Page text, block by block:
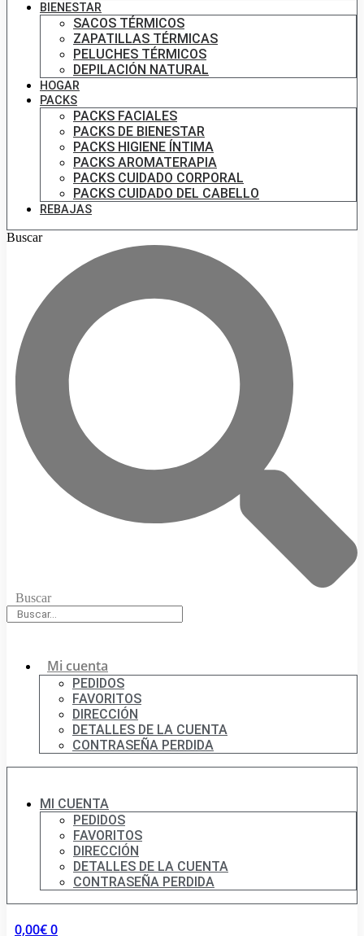
BIENESTAR
SACOS TÉRMICOS
ZAPATILLAS TÉRMICAS
PELUCHES TÉRMICOS
DEPILACIÓN NATURAL
HOGAR
PACKS
PACKS FACIALES
PACKS DE BIENESTAR
PACKS HIGIENE ÍNTIMA
PACKS AROMATERAPIA
PACKS CUIDADO CORPORAL
PACKS CUIDADO DEL CABELLO
REBAJAS
Buscar
Buscar
Mi cuenta
PEDIDOS
FAVORITOS
DIRECCIÓN
DETALLES DE LA CUENTA
CONTRASEÑA PERDIDA
MI CUENTA
PEDIDOS
FAVORITOS
DIRECCIÓN
DETALLES DE LA CUENTA
CONTRASEÑA PERDIDA
0,00€0